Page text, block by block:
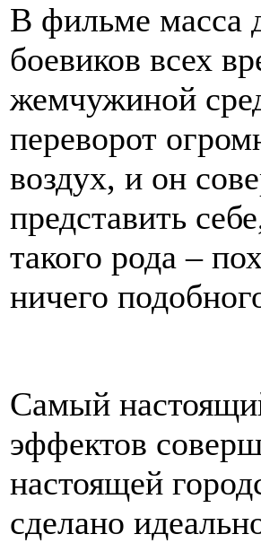
В фильме масса
боевиков всех
жемчужиной
переворот
воздух, и он
представить
такого рода –
ничего
Самый
эффектов
настоящей
сделано